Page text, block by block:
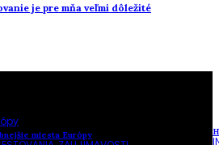
je pre mňa veľmi dôležité
miesta Európy